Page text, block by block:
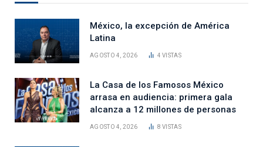
México, la excepción de América
Latina
AGOSTO 4, 2026 4VISTAS
La Casa de los Famosos México
arrasa en audiencia: primera gala
alcanza a 12 millones de personas
AGOSTO 4, 2026 8VISTAS